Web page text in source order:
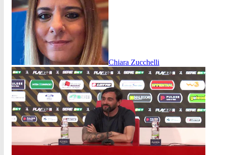
Chiara Zucchelli